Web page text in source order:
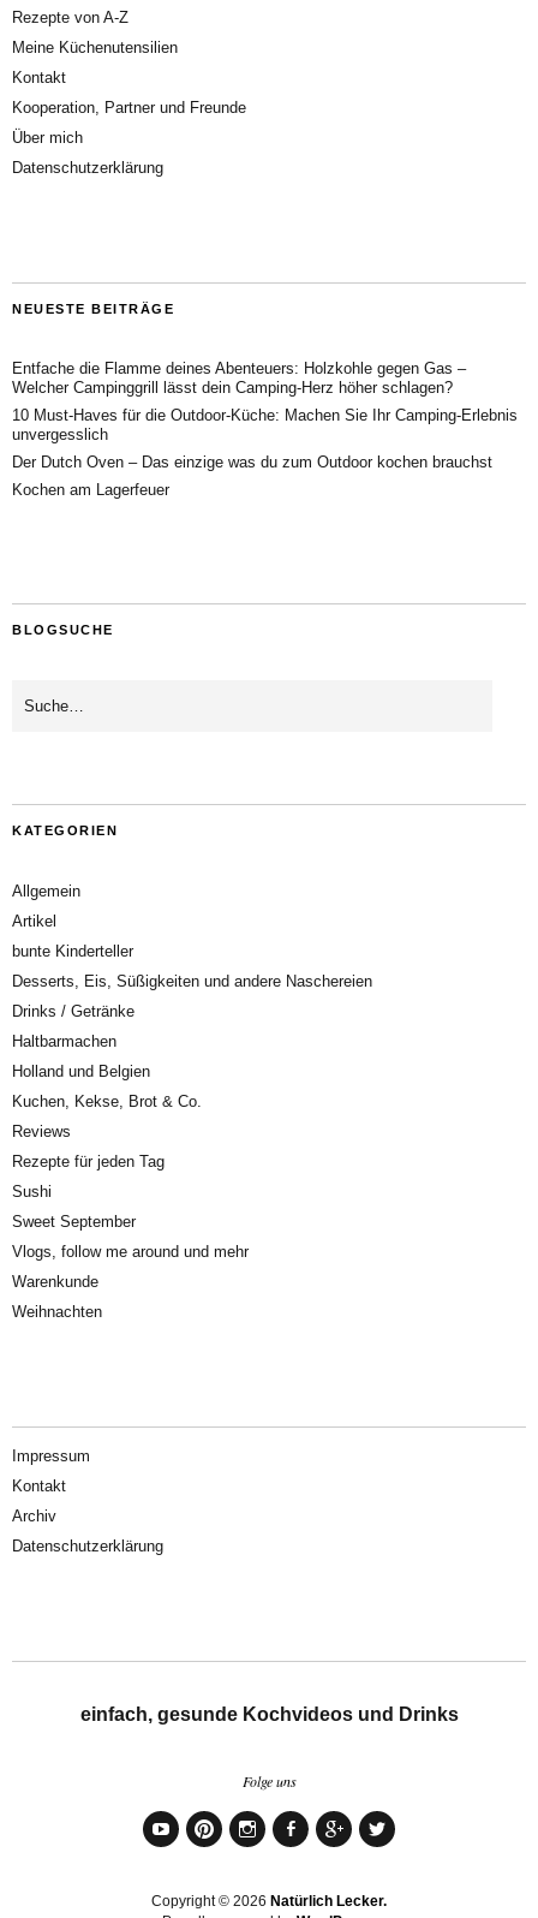
Rezepte von A-Z
Meine Küchenutensilien
Kontakt
Kooperation, Partner und Freunde
Über mich
Datenschutzerklärung
NEUESTE BEITRÄGE
Entfache die Flamme deines Abenteuers: Holzkohle gegen Gas –
Welcher Campinggrill lässt dein Camping-Herz höher schlagen?
10 Must-Haves für die Outdoor-Küche: Machen Sie Ihr Camping-Erlebnis
unvergesslich
Der Dutch Oven – Das einzige was du zum Outdoor kochen brauchst
Kochen am Lagerfeuer
BLOGSUCHE
KATEGORIEN
Allgemein
Artikel
bunte Kinderteller
Desserts, Eis, Süßigkeiten und andere Naschereien
Drinks / Getränke
Haltbarmachen
Holland und Belgien
Kuchen, Kekse, Brot & Co.
Reviews
Rezepte für jeden Tag
Sushi
Sweet September
Vlogs, follow me around und mehr
Warenkunde
Weihnachten
Impressum
Kontakt
Archiv
Datenschutzerklärung
einfach, gesunde Kochvideos und Drinks
Folge uns
Copyright © 2026 Natürlich Lecker.